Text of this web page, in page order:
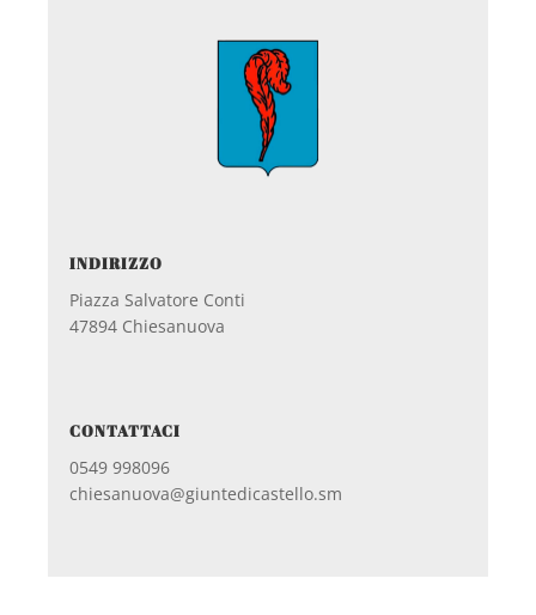
INDIRIZZO
Piazza Salvatore Conti
47894 Chiesanuova
CONTATTACI
0549 998096
chiesanuova@giuntedicastello.sm